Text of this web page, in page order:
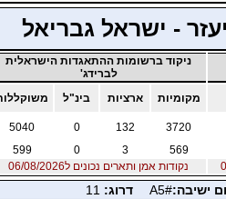
- ישראל גבריאל
ניקוד ברשומות ההתאגדות הישראלית
לברידג'
מקומיות ארציות בינ"ל
3720
132
0
5040
569
3
0
599
נקודות אמן ותארים נכונים ל06/08/2026
ישיבה:A5# דרוג: 11